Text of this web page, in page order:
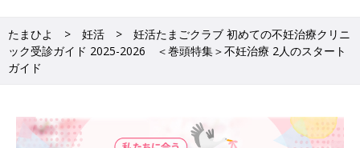
たまひよ 妊活
妊活たまごクラブ 初めての不妊治療クリニ
ック受診ガイド 2025-2026 ＜巻頭特集＞不妊治療 2人のスタート
ガイド